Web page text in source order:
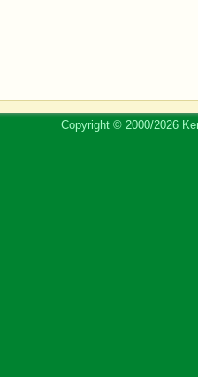
Copyright © 2000/2026